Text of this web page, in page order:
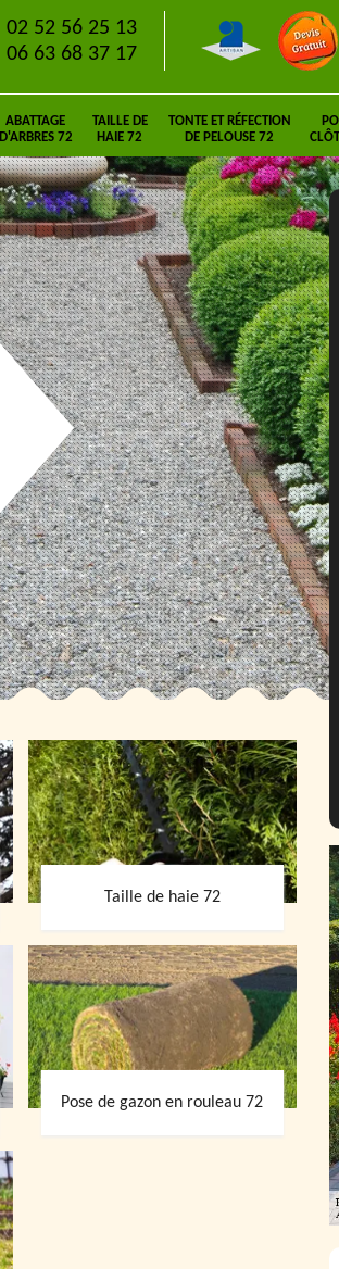
02 52 56 25 13
06 63 68 37 17
ABATTAGE
D'ARBRES 72
TAILLE DE
HAIE 72
TONTE ET RÉFECTION
DE PELOUSE 72
Taille de haie 72
Pose de gazon en rouleau 72